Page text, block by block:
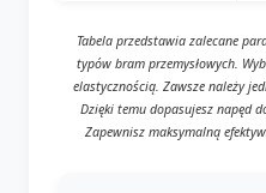
Tabela przedstawia zalecane
typów bram przemysłowych.
elastycznością. Zawsze należy
Dzięki temu dopasujesz napęd
Zapewnisz maksymalną